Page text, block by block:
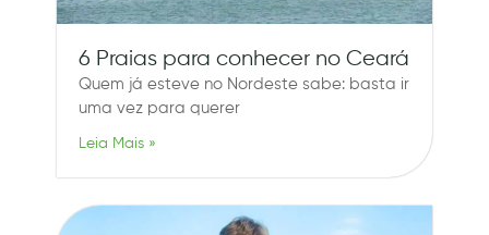
6 Praias para conhecer no Ceará
Quem já esteve no Nordeste sabe: basta ir
uma vez para querer
Leia Mais »